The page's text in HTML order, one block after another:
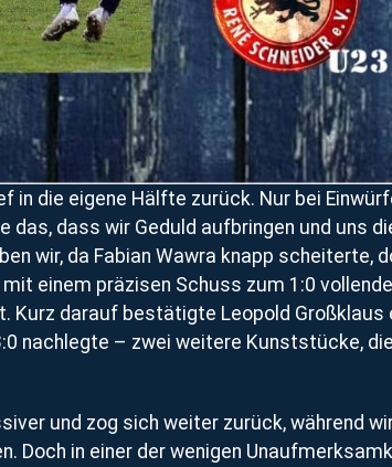
in die eigene Hälfte zurück. Nur bei
dass wir Geduld aufbringen und uns
wir, da Fabian Wawra knapp scheiterte,
einem präzisen Schuss zum 1:0
Kurz darauf bestätigte Leopold Großklaus
nachlegte – zwei weitere Kunststücke,
und zog sich weiter zurück, während wir
Doch in einer der wenigen